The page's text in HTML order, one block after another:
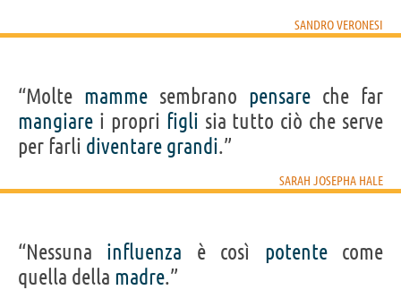
SANDRO VERONESI
“Molte mamme sembrano pensare che far
mangiare i propri figli sia tutto ciò che serve
per farli diventare grandi.”
SARAH JOSEPHA HALE
“Nessuna influenza è così potentecome
quella della madre.”